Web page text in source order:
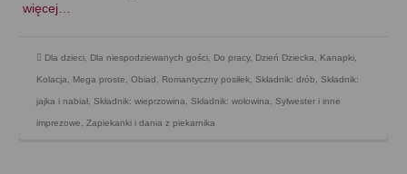
więcej…
Dla dzieci Dla niespodziewanych gości Do pracy, Dzień Dziecka Kanapki
Kolacja Mega proste Obiad Romantyczny posiłek Składnik: drób Składnik:
jajka i nabiał Składnik: wieprzowina Składnik: wołowina Sylwester i inne
imprezowe Zapiekanki i dania z piekarnika